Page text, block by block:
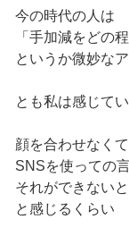
今の時代の人は
「手加減をどの
というか微妙な
とも私は感じてい
顔を合わせなく
SNSを使っての
それができない
と感じるくらい